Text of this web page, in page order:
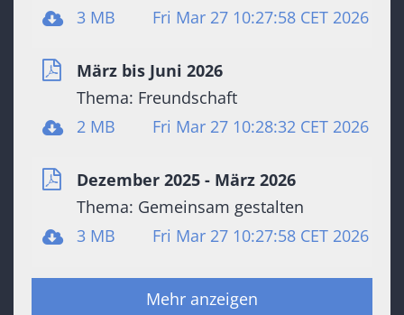
3 MB
Fri Mar 27 10:27:58 CET 2026
März bis Juni 2026
Thema: Freundschaft
2 MB
Fri Mar 27 10:28:32 CET 2026
Dezember 2025 - März 2026
Thema: Gemeinsam gestalten
3 MB
Fri Mar 27 10:27:58 CET 2026
Mehr anzeigen